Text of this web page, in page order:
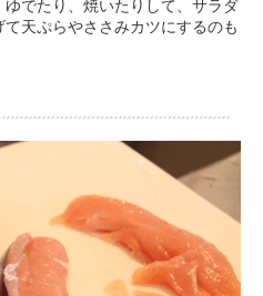
でたり、焼いたりして、サラダ
天ぷらやささみカツにするのも